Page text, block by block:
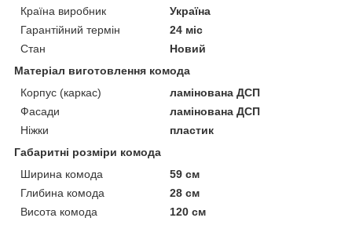
Країна виробник
Україна
Гарантійний термін
24 міс
Стан
Новий
Матеріал виготовлення комода
Корпус (каркас)
ламінована ДСП
Фасади
ламінована ДСП
Ніжки
пластик
Габаритні розміри комода
Ширина комода
59 см
Глибина комода
28 см
Висота комода
120 см